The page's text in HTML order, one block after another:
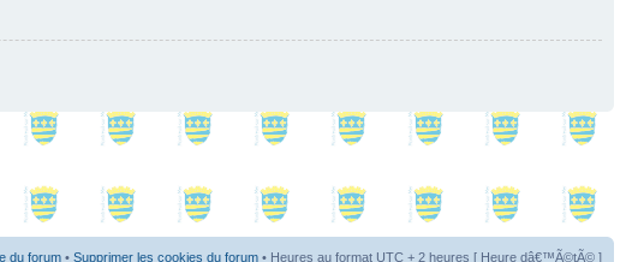
du forum • Supprimer les cookies du forum • Heures au format UTC + 2 heures [ Heure dâ€™Ã©tÃ© ]